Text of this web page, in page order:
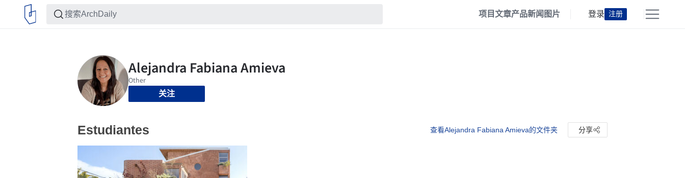
项目文章产品新闻 图片 登录 注册
关注
Estudiantes 查看Alejandra Fabiana Amieva的文件夹 分享